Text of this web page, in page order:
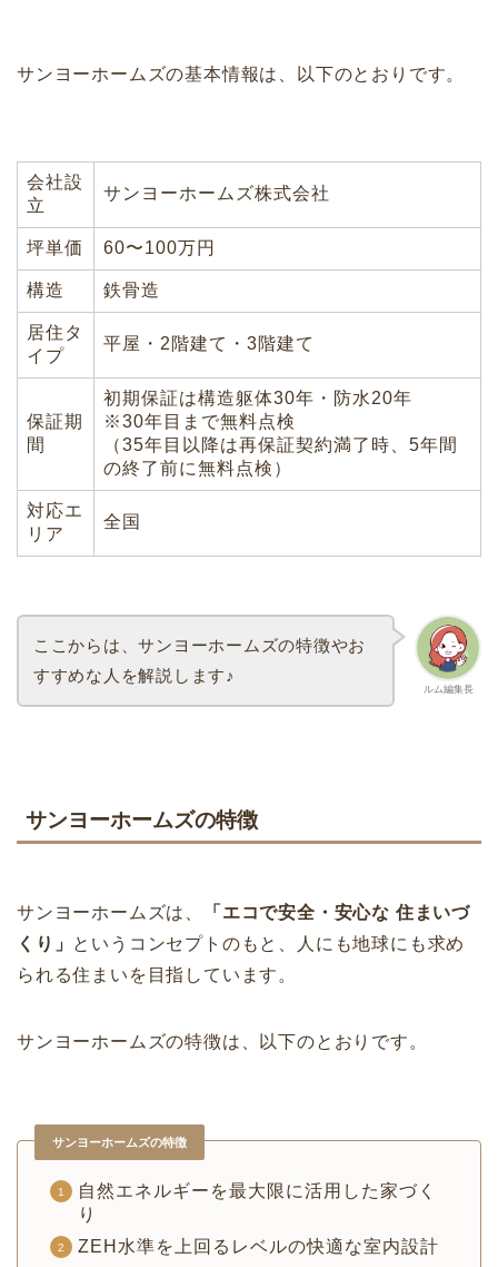
サンヨーホームズの基本情報は、以下のとおりです。
会社設
立
サンヨーホームズ株式会社
坪単価 60〜100万円
構造 鉄骨造
居住タ
イプ
平屋・2階建て・3階建て
保証期
間
初期保証は構造躯体30年・防水20年
※30年目まで無料点検
（35年目以降は再保証契約満了時、5年間
の終了前に無料点検）
対応エ
リア
全国
ルム編集長
ここからは、サンヨーホームズの特徴やお
すすめな人を解説します♪
サンヨーホームズの特徴
サンヨーホームズは、
「エコで安全・安心な 住まいづ
くり」 というコンセプトのもと、人にも地球にも求め
られる住まいを目指しています。
サンヨーホームズの特徴は、以下のとおりです。
サンヨーホームズの特徴
自然エネルギーを最大限に活用した家づく
り
ZEH水準を上回るレベルの快適な室内設計